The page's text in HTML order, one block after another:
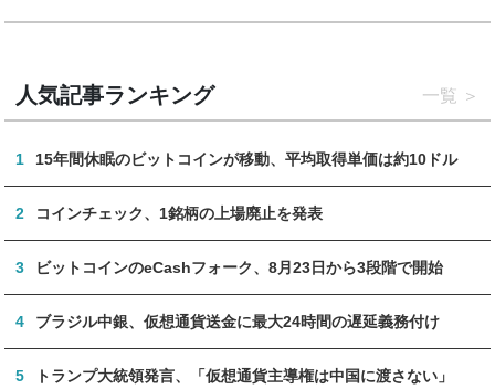
人気記事ランキング 一覧
1 15年間休眠のビットコインが移動、平均取得単価は約10ドル
2 コインチェック、1銘柄の上場廃止を発表
3 ビットコインのeCashフォーク、8月23日から3段階で開始
4 ブラジル中銀、仮想通貨送金に最大24時間の遅延義務付け
5 トランプ大統領発言、「仮想通貨主導権は中国に渡さない」